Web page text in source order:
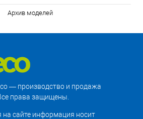
Архив моделей
— производство и продажа
права защищены.
на сайте информация носит